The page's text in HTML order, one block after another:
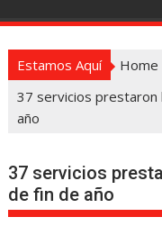
Estamos Aquí Home
37 servicios
año
37 servicios
de fin de año